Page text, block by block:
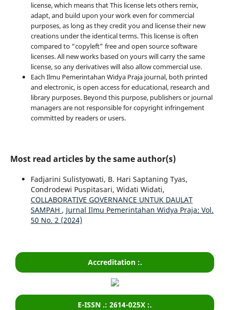
license, which means that This license lets others remix,
adapt, and build upon your work even for commercial
purposes, as long as they credit you and license their new
creations under the identical terms. This license is often
compared to “copyleft” free and open source software
licenses. All new works based on yours will carry the same
license, so any derivatives will also allow commercial use.
Each Ilmu Pemerintahan Widya Praja journal, both printed
and electronic, is open access for educational, research and
library purposes. Beyond this purpose, publishers or journal
managers are not responsible for copyright infringement
committed by readers or users.
Most read articles by the same author(s)
Fadjarini Sulistyowati, B. Hari Saptaning Tyas,
Condrodewi Puspitasari, Widati Widati,
COLLABORATIVE GOVERNANCE UNTUK DAULAT
SAMPAH , Jurnal Ilmu Pemerintahan Widya Praja: Vol.
50 No. 2 (2024)
Accreditation :.
E-ISSN .: 2614-025X :.